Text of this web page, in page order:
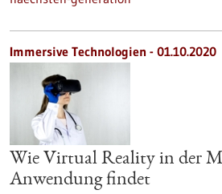
Immersive Technologien - 01.10.2020
Wie Virtual Reality in der
Anwendung findet